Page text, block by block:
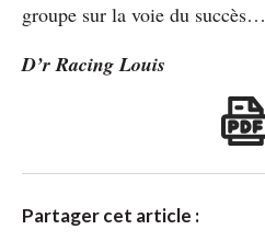
groupe sur la voie du succès…
D’r Racing Louis
Partager cet article :